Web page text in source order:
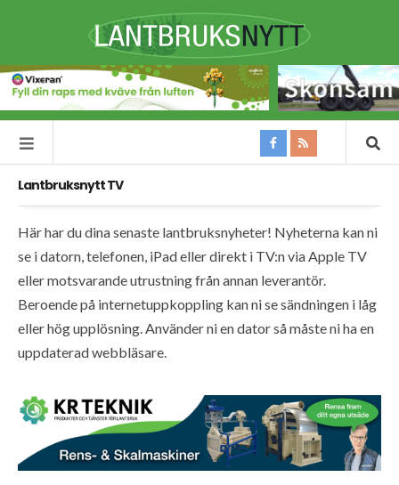
Lantbruksnytt TV
Här har du dina senaste lantbruksnyheter! Nyheterna kan ni
se i datorn, telefonen, iPad eller direkt i TV:n via Apple TV
eller motsvarande utrustning från annan leverantör.
Beroende på internetuppkoppling kan ni se sändningen i låg
eller hög upplösning. Använder ni en dator så måste ni ha en
uppdaterad webbläsare.